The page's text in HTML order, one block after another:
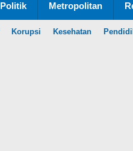
Politik Metropolitan
Korupsi Kesehatan